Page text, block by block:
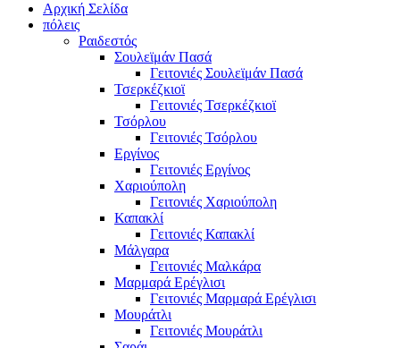
Αρχική Σελίδα
πόλεις
Ραιδεστός
Σουλεϊμάν Πασά
Γειτονιές Σουλεϊμάν Πασά
Τσερκέζκιοϊ
Γειτονιές Τσερκέζκιοϊ
Τσόρλου
Γειτονιές Τσόρλου
Εργίνος
Γειτονιές Εργίνος
Χαριούπολη
Γειτονιές Χαριούπολη
Καπακλί
Γειτονιές Καπακλί
Μάλγαρα
Γειτονιές Μαλκάρα
Μαρμαρά Ερέγλισι
Γειτονιές Μαρμαρά Ερέγλισι
Μουράτλι
Γειτονιές Μουράτλι